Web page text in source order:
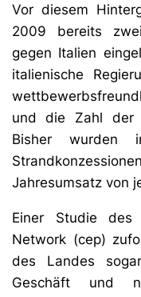
Vor diesem
2009 bereits zwei
gegen Italien
italienische
und die Zahl der
Bisher wurden
Jahresumsatz von
Einer Studie des
Network (cep)
des Landes
Geschäft und